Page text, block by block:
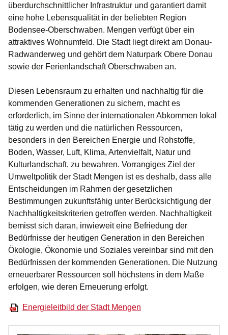
überdurchschnittlicher Infrastruktur und garantiert damit
eine hohe Lebensqualität in der beliebten Region
Bodensee-Oberschwaben. Mengen verfügt über ein
attraktives Wohnumfeld. Die Stadt liegt direkt am Donau-
Radwanderweg und gehört dem Naturpark Obere Donau
sowie der Ferienlandschaft Oberschwaben an.
Diesen Lebensraum zu erhalten und nachhaltig für die
kommenden Generationen zu sichern, macht es
erforderlich, im Sinne der internationalen Abkommen lokal
tätig zu werden und die natürlichen Ressourcen,
besonders in den Bereichen Energie und Rohstoffe,
Boden, Wasser, Luft, Klima, Artenvielfalt, Natur und
Kulturlandschaft, zu bewahren. Vorrangiges Ziel der
Umweltpolitik der Stadt Mengen ist es deshalb, dass alle
Entscheidungen im Rahmen der gesetzlichen
Bestimmungen zukunftsfähig unter Berücksichtigung der
Nachhaltigkeitskriterien getroffen werden. Nachhaltigkeit
bemisst sich daran, inwieweit eine Befriedung der
Bedürfnisse der heutigen Generation in den Bereichen
Ökologie, Ökonomie und Soziales vereinbar sind mit den
Bedürfnissen der kommenden Generationen. Die Nutzung
erneuerbarer Ressourcen soll höchstens in dem Maße
erfolgen, wie deren Erneuerung erfolgt.
Energieleitbild der Stadt Mengen